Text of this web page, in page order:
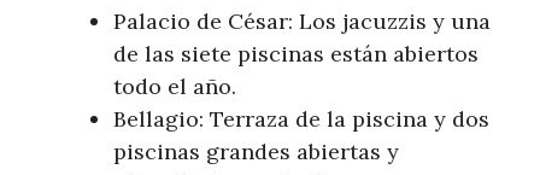
Palacio de César: ​Los jacuzzis y⁤ una
de las siete piscinas están abiertos
todo el año.
Bellagio: Terraza de la piscina y dos
piscinas grandes‍ abiertas y